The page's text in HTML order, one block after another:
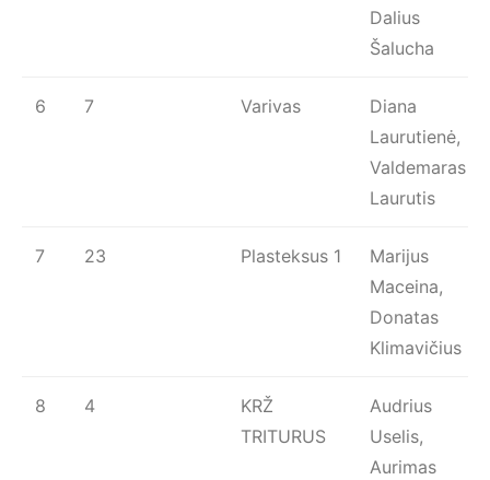
Dalius
Šalucha
6 7 Varivas
Diana
Laurutienė,
Valdemaras
Laurutis
7 23 Plasteksus 1
Marijus
Maceina,
Donatas
Klimavičius
8 4
KRŽ
TRITURUS
Audrius
Uselis,
Aurimas